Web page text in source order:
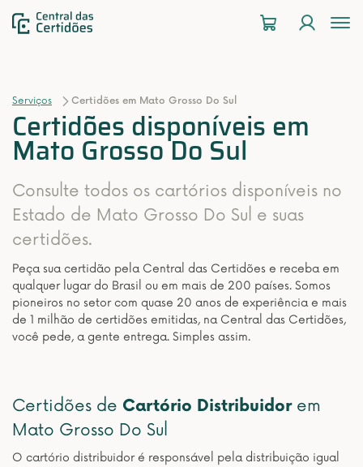
Serviços Certidões em Mato Grosso Do Sul
Certidões disponíveis em
Mato Grosso Do Sul
Consulte todos os cartórios disponíveis no
Estado de Mato Grosso Do Sul e suas
certidões.
Peça sua certidão pela Central das Certidões e receba em
qualquer lugar do Brasil ou em mais de 200 países. Somos
pioneiros no setor com quase 20 anos de experiência e mais
de 1 milhão de certidões emitidas, na Central das Certidões,
você pede, a gente entrega. Simples assim.
Certidões de Cartório Distribuidorem
Mato Grosso Do Sul
O cartório distribuidor é responsável pela distribuição igual